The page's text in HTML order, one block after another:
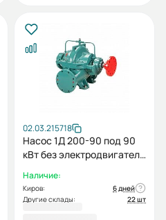
02.03.215718
Насос 1Д 200-90 под 90
кВт без электродвигателя
Наличие:
Киров:
6 дней
Другие склады:
22 шт